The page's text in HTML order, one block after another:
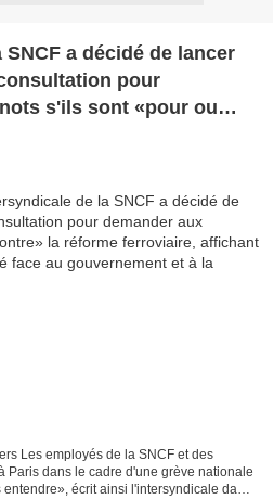
a décidé de lancer
s'ils sont «pour ou
face au
Les employés de la SNCF et des
Paris dans le cadre d'une grève nationale
entendre», écrit ainsi l'intersyndicale dans